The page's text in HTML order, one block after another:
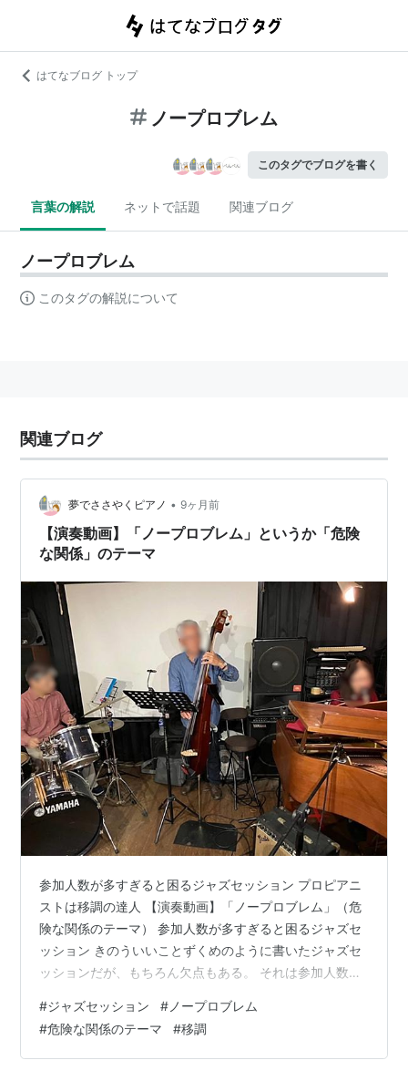
はてなブログ トップ
ノープロブレム
このタグでブログを書く
言葉の解説 ネットで話題 関連ブログ
ノープロブレム
このタグの解説について
関連ブログ
夢でささやくピアノ • 9ヶ月前
【演奏動画】「ノープロブレム」というか「危険
な関係」のテーマ
参加人数が多すぎると困るジャズセッション プロピアニ
ストは移調の達人 【演奏動画】「ノープロブレム」（危
険な関係のテーマ） 参加人数が多すぎると困るジャズセ
ッション きのういいことずくめのように書いたジャズセ
ッションだが、もちろん欠点もある。 それは参加人数が
弾き。 サックスやトランペットのようなフロントやギタ
ーなどであると、適当にどこにでもはいれるから人数に
はあまり影響はない。 ところがピアノ弾きは常にあまり
#ジャズセッション # ノープロブレム
#危険な関係のテーマ #移調